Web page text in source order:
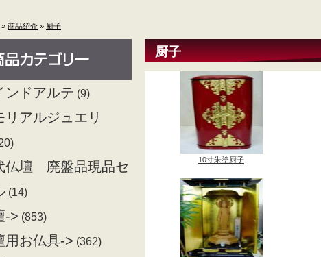
» 商品紹介 » 厨子
ンドアルテ (9)
リアルジュエリ
仏壇 廃盤品現品セ
(14)
-> (853)
用お仏具-> (362)
厨子
10寸朱塗厨子